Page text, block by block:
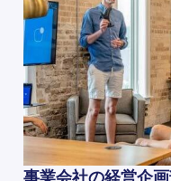
事業会社の経営企